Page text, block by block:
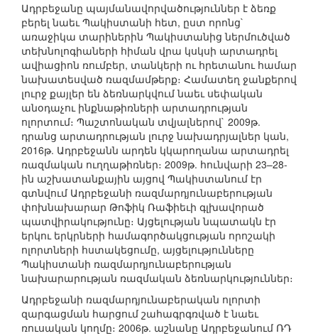
Ադրբեջանը պայմանավորվածություններ է ձեռք
բերել նաեւ Պակիստանի հետ, ըստ որոնց`
առաջիկա տարիներին Պակիստանից ներմուծված
տեխնոլոգիաների հիման վրա կսկսի արտադրել
ավիացիոն ռումբեր, տանկերի ու հրետանու համար
նախատեսված ռազմամթերք։ Համատեղ ջանքերով
լուրջ քայլեր են ձեռնարկվում նաեւ սեփական
անօդաչու ինքնաթիռների արտադրության
ոլորտում։ Պաշտոնական տվյալներով` 2009թ.
դրանց արտադրության լուրջ նախադրյալներ կան,
2016թ. Ադրբեջանն արդեն կկարողանա արտադրել
ռազմական ուղղաթիռներ։ 2009թ. հունվարի 23–28-
ին աշխատանքային այցով Պակիստանում էր
գտնվում Ադրբեջանի ռազմարդյունաբերության
փոխնախարար Թոֆիկ Ռաֆիեւի գլխավորած
պատվիրակությունը։ Այցելության նպատակն էր
երկու երկրների համագործակցության որոշակի
ոլորտների հստակեցումը, այցելությունները
Պակիստանի ռազմարդյունաբերության
նախարարության ռազմական ձեռնարկություններ։
Ադրբեջանի ռազմարդյունաբերական ոլորտի
զարգացման հարցում շահագրգռված է նաեւ
ռուսական կողմը։ 2006թ. աշնանը Ադրբեջանում ՌԴ